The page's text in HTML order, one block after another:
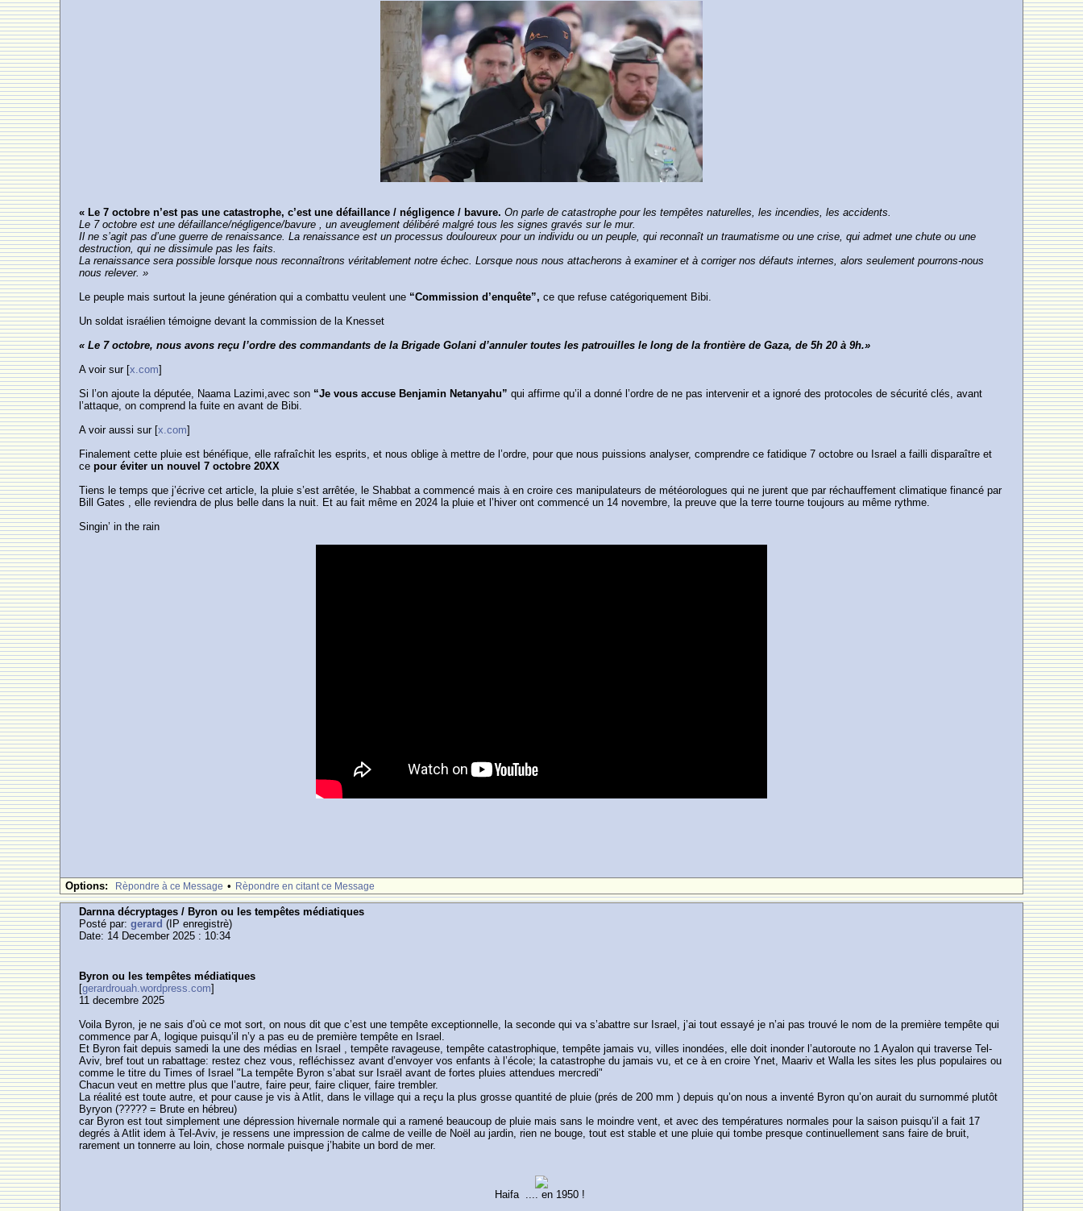
« Le 7 octobre n’est pas une catastrophe, c’est une défaillance / négligence / bavure. On parle de catastrophe pour les tempêtes naturelles, les incendies, les accidents.
Le 7 octobre est une défaillance/négligence/bavure , un aveuglement délibéré malgré tous les signes gravés sur le mur.
Il ne s’agit pas d’une guerre de renaissance. La renaissance est un processus douloureux pour un individu ou un peuple, qui reconnaît un traumatisme ou une crise, qui admet une chute ou une
destruction, qui ne dissimule pas les faits.
La renaissance sera possible lorsque nous reconnaîtrons véritablement notre échec. Lorsque nous nous attacherons à examiner et à corriger nos défauts internes, alors seulement pourrons-nous
nous relever. »
Le peuple mais surtout la jeune génération qui a combattu veulent une “Commission d’enquête”, ce que refuse catégoriquement Bibi.
Un soldat israélien témoigne devant la commission de la Knesset
« Le 7 octobre, nous avons reçu l’ordre des commandants de la Brigade Golani d’annuler toutes les patrouilles le long de la frontière de Gaza, de 5h 20 à 9h.»
A voir sur [x.com]
Si l’on ajoute la députée, Naama Lazimi,avec son “Je vous accuse Benjamin Netanyahu” qui affirme qu’il a donné l’ordre de ne pas intervenir et a ignoré des protocoles de sécurité clés, avant
l’attaque, on comprend la fuite en avant de Bibi.
A voir aussi sur [x.com]
Finalement cette pluie est bénéfique, elle rafraîchit les esprits, et nous oblige à mettre de l’ordre, pour que nous puissions analyser, comprendre ce fatidique 7 octobre ou Israel a failli disparaître et
cepour éviter un nouvel 7 octobre 20XX
Tiens le temps que j’écrive cet article, la pluie s’est arrêtée, le Shabbat a commencé mais à en croire ces manipulateurs de météorologues qui ne jurent que par réchauffement climatique financé par
Bill Gates , elle reviendra de plus belle dans la nuit. Et au fait même en 2024 la pluie et l’hiver ont commencé un 14 novembre, la preuve que la terre tourne toujours au même rythme.
Singin’ in the rain
Options: Rèpondre à ce Message • Rèpondre en citant ce Message
Darnna décryptages / Byron ou les tempêtes médiatiques
Posté par:gerard (IP enregistrè)
Date: 14 December 2025 : 10:34
Byron ou les tempêtes médiatiques
[gerardrouah.wordpress.com]
11 decembre 2025
Voila Byron, je ne sais d’où ce mot sort, on nous dit que c’est une tempête exceptionnelle, la seconde qui va s’abattre sur Israel, j’ai tout essayé je n’ai pas trouvé le nom de la première tempête qui
commence par A, logique puisqu’il n’y a pas eu de première tempête en Israel.
Et Byron fait depuis samedi la une des médias en Israel , tempête ravageuse, tempête catastrophique, tempête jamais vu, villes inondées, elle doit inonder l’autoroute no 1 Ayalon qui traverse Tel-
Aviv, bref tout un rabattage: restez chez vous, refléchissez avant d’envoyer vos enfants à l’école; la catastrophe du jamais vu, et ce à en croire Ynet, Maariv et Walla les sites les plus populaires ou
comme le titre du Times of Israel "La tempête Byron s’abat sur Israël avant de fortes pluies attendues mercredi"
Chacun veut en mettre plus que l’autre, faire peur, faire cliquer, faire trembler.
La réalité est toute autre, et pour cause je vis à Atlit, dans le village qui a reçu la plus grosse quantité de pluie (prés de 200 mm ) depuis qu’on nous a inventé Byron qu’on aurait du surnommé plutôt
Byryon (????? = Brute en hébreu)
car Byron est tout simplement une dépression hivernale normale qui a ramené beaucoup de pluie mais sans le moindre vent, et avec des températures normales pour la saison puisqu’il a fait 17
degrés à Atlit idem à Tel-Aviv, je ressens une impression de calme de veille de Noël au jardin, rien ne bouge, tout est stable et une pluie qui tombe presque continuellement sans faire de bruit,
rarement un tonnerre au loin, chose normale puisque j’habite un bord de mer.
Haifa .... en 1950 !